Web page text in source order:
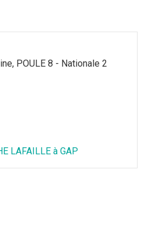
POULE 8 - Nationale 2
LAFAILLE à GAP